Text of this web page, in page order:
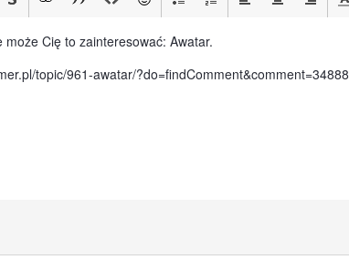
może Cię to zainteresować: Awatar.
topic/961-awatar/?do=findComment&comment=34888